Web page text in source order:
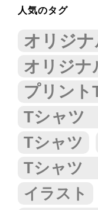
人気のタグ
オリジ
オリジナ
プリント
Tシャツ
Tシャツ
Tシャツ
イラスト